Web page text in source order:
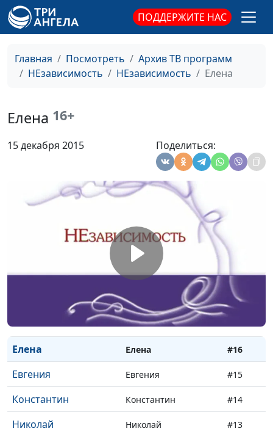
ПОДДЕРЖИТЕ НАС
Главная Посмотреть
Архив ТВ программ
НЕзависимость
НЕзависимость Елена
Елена 16+
15 декабря 2015 Поделиться:
Полина Полина #17
Елена Елена #16
Евгения Евгения #15
Константин Константин #14
Николай Николай #13